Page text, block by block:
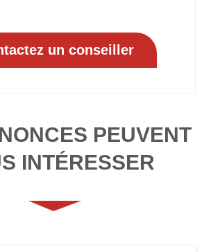
PEUVENT
INTÉRESSER